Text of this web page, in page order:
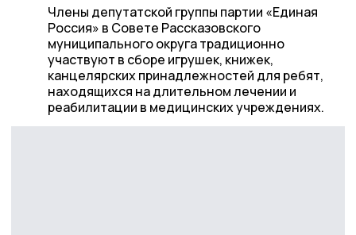
Члены депутатской группы партии «Единая
Россия» в Совете Рассказовского
муниципального округа традиционно
участвуют в сборе игрушек, книжек,
канцелярских принадлежностей для ребят,
находящихся на длительном лечении и
реабилитации в медицинских учреждениях.